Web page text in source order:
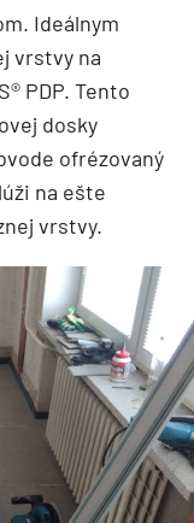
Ideálnym
vrstvy na
PDP. Tento
dosky
ofrézovaný
na ešte
vrstvy.